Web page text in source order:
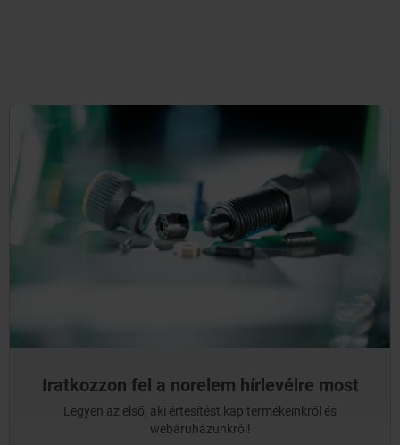
Iratkozzon fel a norelem hírlevélre most
Legyen az első, aki értesítést kap termékeinkről és
webáruházunkról!